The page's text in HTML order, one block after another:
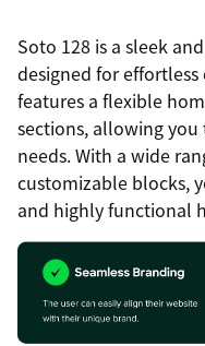
Soto 128 is a sleek
designed for
features a flexible
sections, allowing
needs. With a wide
customizable blocks,
and highly functional